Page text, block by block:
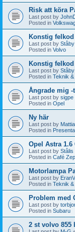
Risk att köra
Last post by
Posted in
Konstig
Last post by Ståby
Posted in Volvo
Konstig
Last post by Ståby
Posted in Teknik
Ångrade mig -
Last post by sigpe
Posted in Opel
Ny här
Last post by
Posted in
Opel Astra 1.6
Last post by Stålis
Posted in Café
Motorlampa
Last post by
Posted in Teknik
Problem med
Last post by
Posted in Subaru
2 st volvo 855